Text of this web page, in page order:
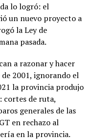
lo logró: el
un nuevo proyecto a
la Ley de
pasada.
a razonar y hacer
2001, ignorando el
la provincia produjo
cortes de ruta,
generales de las
en rechazo al
en la provincia.